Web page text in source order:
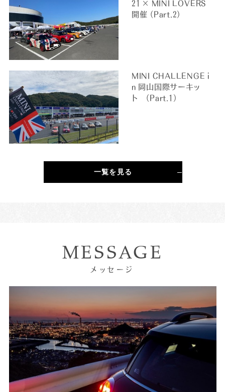
21 × MINI LOVERS
開催 （Part.2）
MINI CHALLENGE i
n 岡山国際サーキッ
ト （Part.1）
一覧を見る
MESSAGE
メッセージ